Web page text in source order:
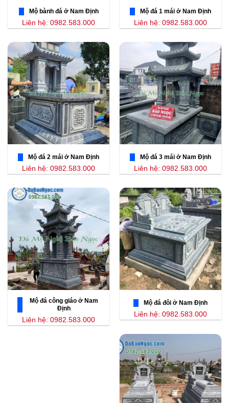
Mộ bành đá ở Nam Định
Liên hệ: 0982.583.000
Mộ đá 1 mái ở Nam Định
Liên hệ: 0982.583.000
Mộ đá 2 mái ở Nam Định
Liên hệ: 0982.583.000
Mộ đá 3 mái ở Nam Định
Liên hệ: 0982.583.000
Mộ đá công giáo ở Nam
Định
Liên hệ: 0982.583.000
Mộ đá đôi ở Nam Định
Liên hệ: 0982.583.000